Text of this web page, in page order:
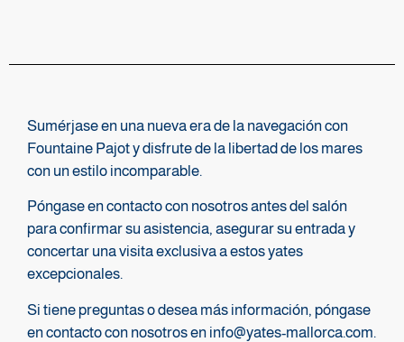
Sumérjase en una nueva era de la navegación con
Fountaine Pajot y disfrute de la libertad de los mares
con un estilo incomparable.
Póngase en contacto con nosotros antes del salón
para confirmar su asistencia, asegurar su entrada y
concertar una visita exclusiva a estos yates
excepcionales.
Si tiene preguntas o desea más información, póngase
en contacto con nosotros en info@yates-mallorca.com.